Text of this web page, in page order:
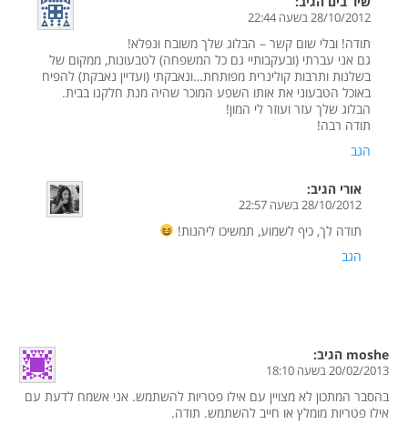
28/10/2012 בשעה 22:44
תודה! ובלי שום קשר – הבלוג שלך משובח ונפלא!
גם אני עברתי (ובעקבותיי גם כל המשפחה) לטבעונות, ממקום של
בשלנות ותרבות קולינרית מפותחת…ונאבקתי (ועדיין נאבקת) להפיח
באוכל הטבעוני את אותו השפע המוכר שהיה מנת חלקנו בבית.
הבלוג שלך עזר ועוזר לי המון!
תודה רבה!
הגב
אורי הגיב:
28/10/2012 בשעה 22:57
תודה לך, כיף לשמוע, תמשיכו ליהנות!
הגב
moshe הגיב:
20/02/2013 בשעה 18:10
בהסבר המתכון לא מצויין עם אילו פטריות להשתמש. אני אשמח לדעת עם
אילו פטריות מומלץ או חייב להשתמש. תודה.